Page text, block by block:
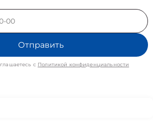
Отправить
с Политикой конфиденциальности